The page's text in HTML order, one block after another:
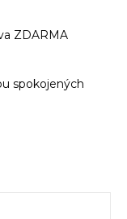
ZDARMA
spokojených